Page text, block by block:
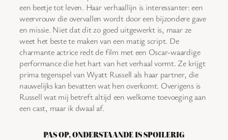
een beetje tot leven. Haar verhaallijn is interessanter: een
weervrouw die overvallen wordt door een bijzondere gave
en missie. Niet dat dit zo goed uitgewerkt is, maar ze
weet het beste te maken van een matig script. De
charmante actrice redt de film met een Oscar-waardige
performance die het hart van het verhaal vormt. Ze krijgt
prima tegenspel van Wyatt Russell als haar partner, die
nauwelijks kan bevatten wat hen overkomt. Overigens is
Russell wat mij betreft altijd een welkome toevoeging aan
een cast, maar ik dwaal af.
PAS OP, ONDERSTAANDE IS SPOILERIG